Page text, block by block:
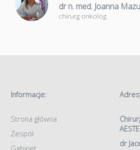
dr n. med. Joanna
chirurg onkolog
Informacje:
Strona główna
Zespół
Gabinet
dr